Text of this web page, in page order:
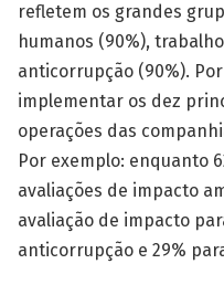
refletem os grandes
humanos (90%),
anticorrupção (90%).
implementar os dez
operações das
Por exemplo: enquanto
avaliações de impacto
avaliação de impacto
anticorrupção e 29%